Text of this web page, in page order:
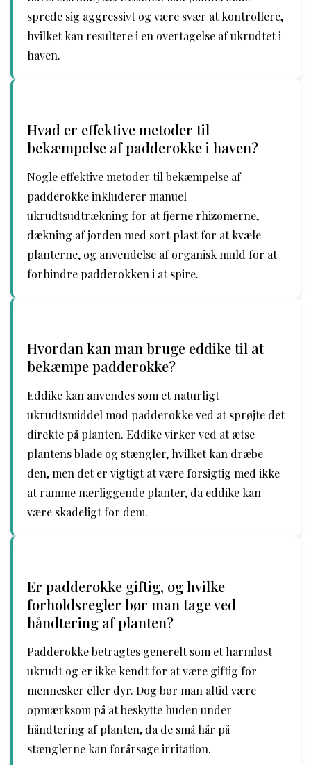
sprede sig aggressivt og være svær at kontrollere,
hvilket kan resultere i en overtagelse af ukrudtet i
haven.
Hvad er effektive metoder til
bekæmpelse af padderokke i haven?
Nogle effektive metoder til bekæmpelse af
padderokke inkluderer manuel
ukrudtsudtrækning for at fjerne rhizomerne,
dækning af jorden med sort plast for at kvæle
planterne, og anvendelse af organisk muld for at
forhindre padderokken i at spire.
Hvordan kan man bruge eddike til at
bekæmpe padderokke?
Eddike kan anvendes som et naturligt
ukrudtsmiddel mod padderokke ved at sprøjte det
direkte på planten. Eddike virker ved at ætse
plantens blade og stængler, hvilket kan dræbe
den, men det er vigtigt at være forsigtig med ikke
at ramme nærliggende planter, da eddike kan
være skadeligt for dem.
Er padderokke giftig, og hvilke
forholdsregler bør man tage ved
håndtering af planten?
Padderokke betragtes generelt som et harmløst
ukrudt og er ikke kendt for at være giftig for
mennesker eller dyr. Dog bør man altid være
opmærksom på at beskytte huden under
håndtering af planten, da de små hår på
stænglerne kan forårsage irritation.